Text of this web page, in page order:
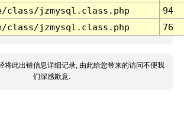
class/jzmysql.class.php
94
class/jzmysql.class.php 76
将此出错信息详细记录, 由此给您带来的访问不便我
们深感歉意.